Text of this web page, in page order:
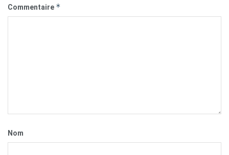
Commentaire *
Nom